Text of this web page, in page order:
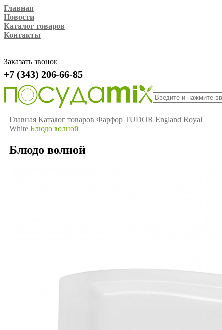
Главная
Новости
Каталог товаров
Контакты
Заказать звонок
+7 (343) 206-66-85
Главная Каталог товаров Фарфор TUDOR England Royal
White Блюдо волной
Блюдо волной